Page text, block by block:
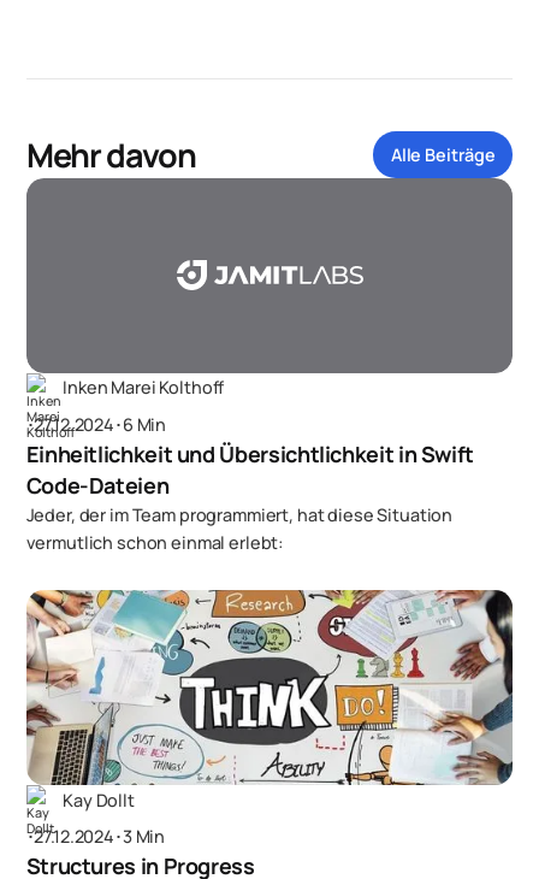
Mehr davon Alle Beiträge
Inken Marei Kolthoff
･27.12.2024･6 Min
Einheitlichkeit und Übersichtlichkeit in Swift
Code-Dateien
Jeder, der im Team programmiert, hat diese Situation
vermutlich schon einmal erlebt:
Kay Dollt
･27.12.2024･3 Min
Structures in Progress